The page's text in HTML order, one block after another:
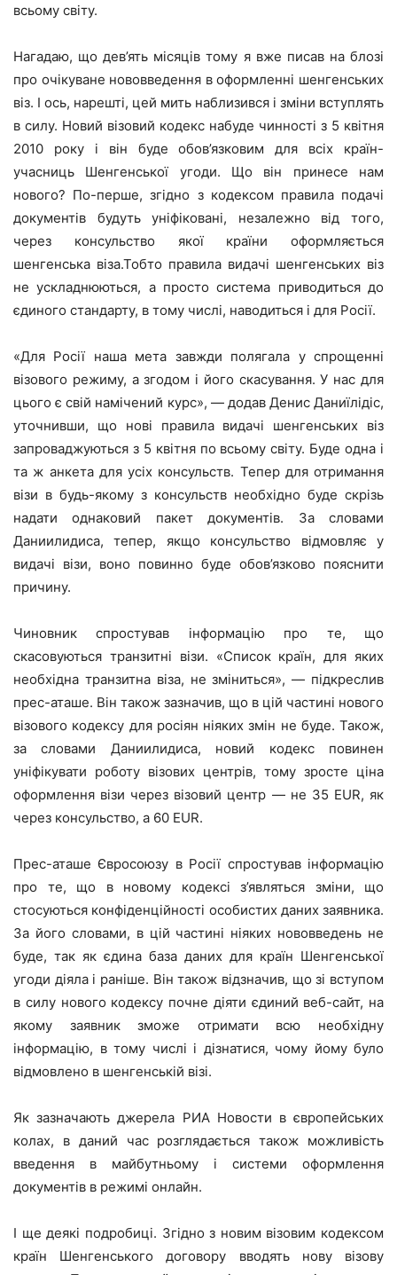
всьому світу.
Нагадаю, що дев’ять місяців тому я вже писав на блозі
про очікуване нововведення в оформленні шенгенських
віз. І ось, нарешті, цей мить наблизився і зміни вступлять
в силу. Новий візовий кодекс набуде чинності з 5 квітня
2010 року і він буде обов’язковим для всіх країн-
учасниць Шенгенської угоди. Що він принесе нам
нового? По-перше, згідно з кодексом правила подачі
документів будуть уніфіковані, незалежно від того,
через консульство якої країни оформляється
шенгенська віза.Тобто правила видачі шенгенських віз
не ускладнюються, а просто система приводиться до
єдиного стандарту, в тому числі, наводиться і для Росії.
«Для Росії наша мета завжди полягала у спрощенні
візового режиму, а згодом і його скасування. У нас для
цього є свій намічений курс», — додав Денис Даниїлідіс,
уточнивши, що нові правила видачі шенгенських віз
запроваджуються з 5 квітня по всьому світу. Буде одна і
та ж анкета для усіх консульств. Тепер для отримання
візи в будь-якому з консульств необхідно буде скрізь
надати однаковий пакет документів. За словами
Даниилидиса, тепер, якщо консульство відмовляє у
видачі візи, воно повинно буде обов’язково пояснити
причину.
Чиновник спростував інформацію про те, що
скасовуються транзитні візи. «Список країн, для яких
необхідна транзитна віза, не зміниться», — підкреслив
прес-аташе. Він також зазначив, що в цій частині нового
візового кодексу для росіян ніяких змін не буде. Також,
за словами Даниилидиса, новий кодекс повинен
уніфікувати роботу візових центрів, тому зросте ціна
оформлення візи через візовий центр — не 35 EUR, як
через консульство, а 60 EUR.
Прес-аташе Євросоюзу в Росії спростував інформацію
про те, що в новому кодексі з’являться зміни, що
стосуються конфіденційності особистих даних заявника.
За його словами, в цій частині ніяких нововведень не
буде, так як єдина база даних для країн Шенгенської
угоди діяла і раніше. Він також відзначив, що зі вступом
в силу нового кодексу почне діяти єдиний веб-сайт, на
якому заявник зможе отримати всю необхідну
інформацію, в тому числі і дізнатися, чому йому було
відмовлено в шенгенській візі.
Як зазначають джерела РИА Новости в європейських
колах, в даний час розглядається також можливість
введення в майбутньому і системи оформлення
документів в режимі онлайн.
І ще деякі подробиці. Згідно з новим візовим кодексом
країн Шенгенського договору вводять нову візову